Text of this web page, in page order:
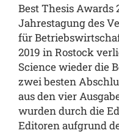
Best Thesis Awards
Jahrestagung des
für
2019 in Rostock
Science wieder die
zwei besten
aus den vier
wurden durch die
Editoren aufgrund